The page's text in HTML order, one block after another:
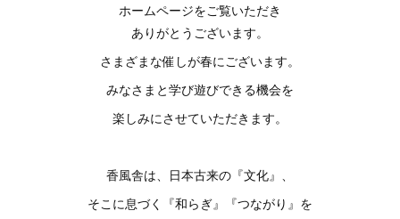
ホームページをご覧いただき
ありがとうございます。
さまざまな催しが春にございます。
みなさまと学び遊びできる機会を
楽しみにさせていただきます。
香風舎は、日本古来の『文化』、
そこに息づく『和らぎ』『つながり』を